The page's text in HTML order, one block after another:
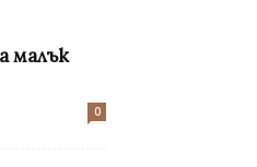
малък
0